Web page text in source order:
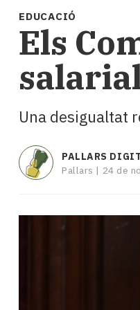
i
turisme
Cultura
Esports
Mai
tant!
i
El
temps
Enquestes
EDUCACIÓ
Els
Una desigualtat
PALLARS
Pallars | 24 de